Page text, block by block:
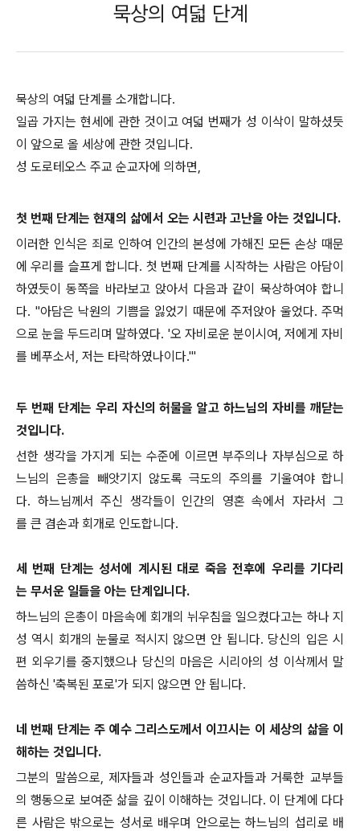
묵상의 여덟 단계
묵상의 여덟 단계를 소개합니다.
일곱 가지는 현세에 관한 것이고 여덟 번째가 성 이삭이 말하셨듯
이 앞으로 올 세상에 관한 것입니다.
성 도로테오스 주교 순교자에 의하면,
첫 번째 단계는 현재의 삶에서 오는 시련과 고난을 아는 것입니다.
이러한 인식은 죄로 인하여 인간의 본성에 가해진 모든 손상 때문
에 우리를 슬프게 합니다. 첫 번째 단계를 시작하는 사람은 아담이
하였듯이 동쪽을 바라보고 앉아서 다음과 같이 묵상하여야 합니
다. "아담은 낙원의 기쁨을 잃었기 때문에 주저앉아 울었다. 주먹
으로 눈을 두드리며 말하였다. '오 자비로운 분이시여, 저에게 자비
를 베푸소서, 저는 타락하였나이다.'"
두 번째 단계는 우리 자신의 허물을 알고 하느님의 자비를 깨닫는
것입니다.
선한 생각을 가지게 되는 수준에 이르면 부주의나 자부심으로 하
느님의 은총을 빼앗기지 않도록 극도의 주의를 기울여야 합니
다. 하느님께서 주신 생각들이 인간의 영혼 속에서 자라서 그
를 큰 겸손과 회개로 인도합니다.
세 번째 단계는 성서에 계시된 대로 죽음 전후에 우리를 기다리
는 무서운 일들을 아는 단계입니다.
하느님의 은총이 마음속에 회개의 뉘우침을 일으켰다고는 하나 지
성 역시 회개의 눈물로 적시지 않으면 안 됩니다. 당신의 입은 시
편 외우기를 중지했으나 당신의 마음은 시리아의 성 이삭께서 말
씀하신 '축복된 포로'가 되지 않으면 안 됩니다.
네 번째 단계는 주 예수 그리스도께서 이끄시는 이 세상의 삶을 이
해하는 것입니다.
그분의 말씀으로, 제자들과 성인들과 순교자들과 거룩한 교부들
의 행동으로 보여준 삶을 깊이 이해하는 것입니다. 이 단계에 다다
른 사람은 밖으로는 성서로 배우며 안으로는 하느님의 섭리로 배